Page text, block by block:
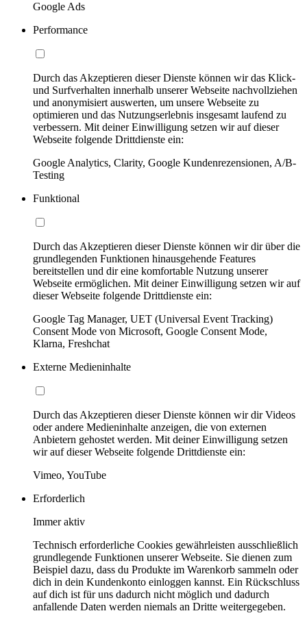
Google Ads
Performance
Durch das Akzeptieren dieser Dienste können wir das Klick-
und Surfverhalten innerhalb unserer Webseite nachvollziehen
und anonymisiert auswerten, um unsere Webseite zu
optimieren und das Nutzungserlebnis insgesamt laufend zu
verbessern. Mit deiner Einwilligung setzen wir auf dieser
Webseite folgende Drittdienste ein:
Google Analytics, Clarity, Google Kundenrezensionen, A/B-
Testing
Funktional
Durch das Akzeptieren dieser Dienste können wir dir über die
grundlegenden Funktionen hinausgehende Features
bereitstellen und dir eine komfortable Nutzung unserer
Webseite ermöglichen. Mit deiner Einwilligung setzen wir auf
dieser Webseite folgende Drittdienste ein:
Google Tag Manager, UET (Universal Event Tracking)
Consent Mode von Microsoft, Google Consent Mode,
Klarna, Freshchat
Externe Medieninhalte
Durch das Akzeptieren dieser Dienste können wir dir Videos
oder andere Medieninhalte anzeigen, die von externen
Anbietern gehostet werden. Mit deiner Einwilligung setzen
wir auf dieser Webseite folgende Drittdienste ein:
Vimeo, YouTube
Erforderlich
Immer aktiv
Technisch erforderliche Cookies gewährleisten ausschließlich
grundlegende Funktionen unserer Webseite. Sie dienen zum
Beispiel dazu, dass du Produkte im Warenkorb sammeln oder
dich in dein Kundenkonto einloggen kannst. Ein Rückschluss
auf dich ist für uns dadurch nicht möglich und dadurch
anfallende Daten werden niemals an Dritte weitergegeben.